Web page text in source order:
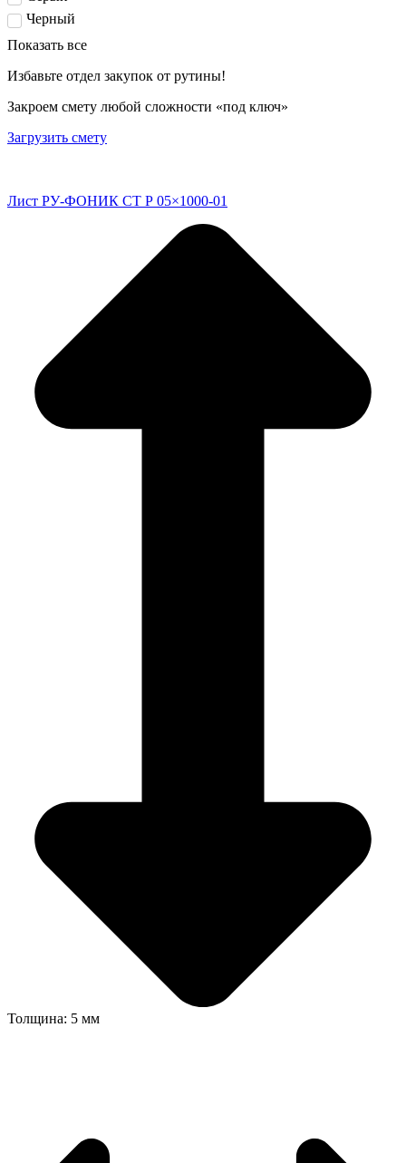
Черный
Показать все
Избавьте отдел закупок от рутины!
Закроем смету любой сложности «под ключ»
Загрузить смету
Лист РУ-ФОНИК СТ Р 05×1000-01
Толщина: 5 мм